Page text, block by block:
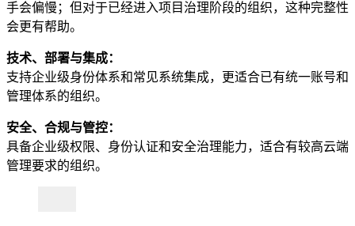
手会偏慢；但对于已经进入项目治理阶段的组织，这种完整性
会更有帮助。
技术、部署与集成：
支持企业级身份体系和常见系统集成，更适合已有统一账号和
管理体系的组织。
安全、合规与管控：
具备企业级权限、身份认证和安全治理能力，适合有较高云端
管理要求的组织。